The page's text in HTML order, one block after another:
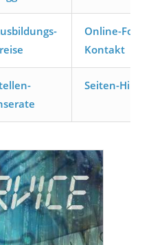
Online-
Kontakt
Seiten-Hilfe